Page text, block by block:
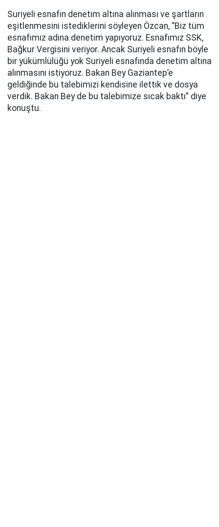
Suriyeli esnafın denetim altına alınması ve şartların
eşitlenmesini istediklerini söyleyen Özcan, “Biz tüm
esnafımız adına denetim yapıyoruz. Esnafımız SSK,
Bağkur Vergisini veriyor. Ancak Suriyeli esnafın böyle
bir yükümlülüğü yok Suriyeli esnafında denetim altına
alınmasını istiyoruz. Bakan Bey Gaziantep’e
geldiğinde bu talebimizi kendisine ilettik ve dosya
verdik. Bakan Bey de bu talebimize sıcak baktı” diye
konuştu.